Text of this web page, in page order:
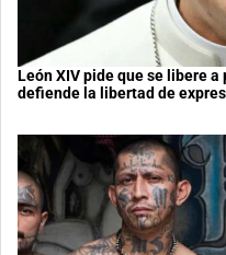
León XIV pide que se libere
defiende la libertad de